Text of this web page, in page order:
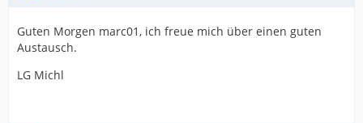
Guten Morgen marc01, ich freue mich über einen guten
Austausch.
LG Michl